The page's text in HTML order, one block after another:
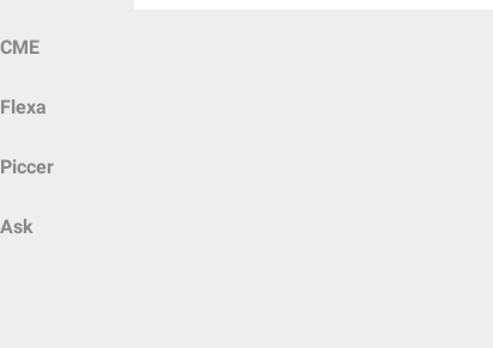
CME
Flexa
Piccer
Ask